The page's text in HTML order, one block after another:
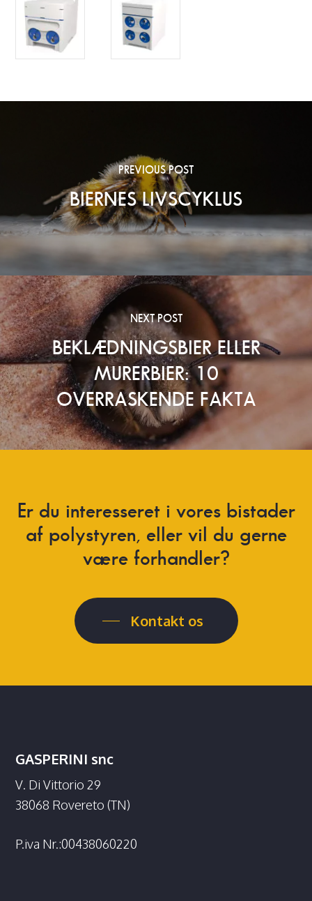
PREVIOUS POST
BIERNES LIVSCYKLUS
NEXT POST
BEKLÆDNINGSBIER ELLER
MURERBIER: 10
OVERRASKENDE FAKTA
Er du interesseret i vores bistader
af polystyren, eller vil du gerne
være forhandler?
Kontakt os
GASPERINI snc
V. Di Vittorio 29
38068 Rovereto (TN)
P.iva Nr.:00438060220